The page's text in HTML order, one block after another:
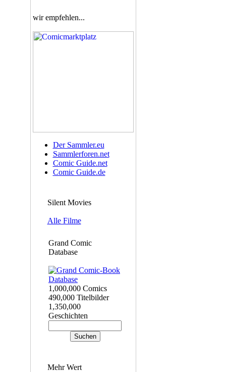
wir empfehlen...
Der Sammler.eu
Sammlerforen.net
Comic Guide.net
Comic Guide.de
Silent Movies
Alle Filme
Grand Comic
Database
1,000,000 Comics
490,000 Titelbilder
1,350,000
Geschichten
Mehr Wert